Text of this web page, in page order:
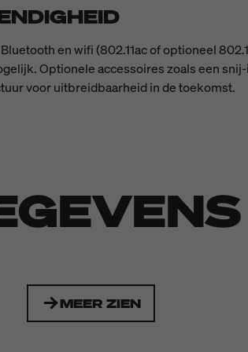
en wifi (802.11ac of optioneel
Optionele accessoires zoals een
voor uitbreidbaarheid in de toekomst.
MEER ZIEN